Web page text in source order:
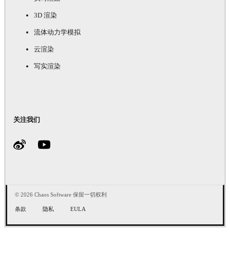
3D 渲染
流体动力学模拟
云渲染
写实渲染
关注我们
© 2026 Chaos Software 保留一切权利
条款 隐私 EULA